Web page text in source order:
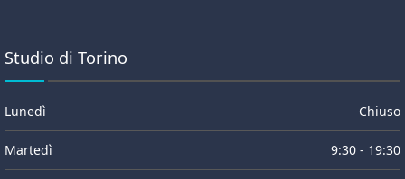
Studio di Torino
Lunedì Chiuso
Martedì 9:30 - 19:30